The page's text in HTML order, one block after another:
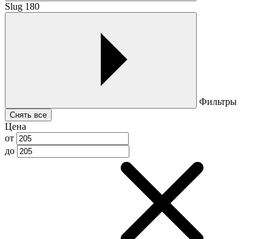
Slug 180
Фильтры
Снять все
Цена
от
до